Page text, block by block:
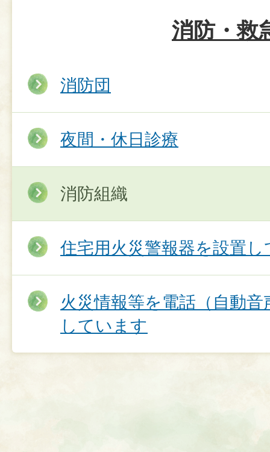
消防・救
消防団
夜間・休日診療
消防組織
住宅用火災警報器を設置
火災情報等を電話（自動
しています